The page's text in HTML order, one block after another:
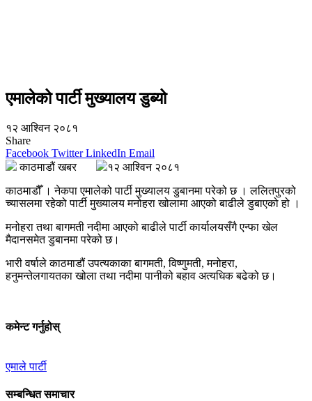
एमालेको पार्टी मुख्यालय डुब्यो
१२ आश्विन २०८१
Share
Facebook Twitter LinkedIn Email
काठमाडौं खबर
१२ आश्विन २०८१
काठमाडौँ । नेकपा एमालेको पार्टी मुख्यालय डुबानमा परेको छ । ललितपुरको
च्यासलमा रहेको पार्टी मुख्यालय मनोहरा खोलामा आएको बाढीले डुबाएको हो ।
मनोहरा तथा बागमती नदीमा आएको बाढीले पार्टी कार्यालयसँगै एन्फा खेल
मैदानसमेत डुबानमा परेको छ।
भारी वर्षाले काठमाडौं उपत्यकाका बागमती, विष्णुमती, मनोहरा,
हनुमन्तेलगायतका खोला तथा नदीमा पानीको बहाव अत्यधिक बढेको छ।
कमेन्ट गर्नुहोस्
एमाले पार्टी
सम्बन्धित समाचार